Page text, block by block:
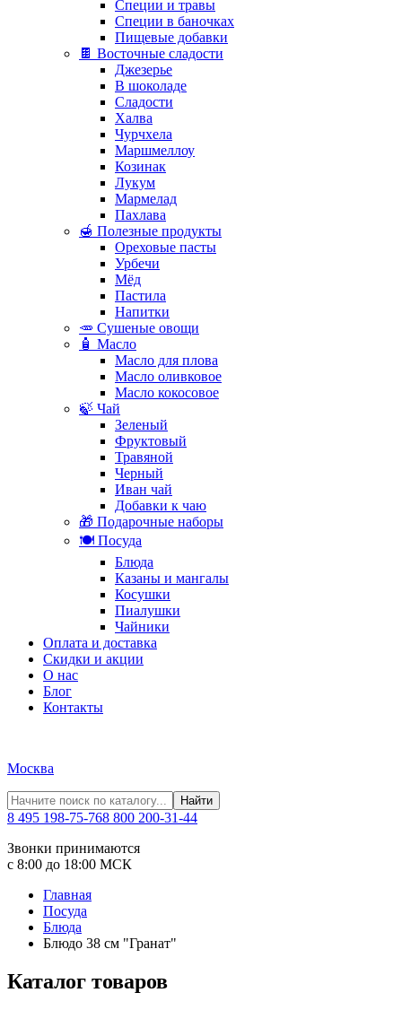
Специи и травы
Специи в баночках
Пищевые добавки
🍫 Восточные сладости
Джезерье
В шоколаде
Сладости
Халва
Чурчхела
Маршмеллоу
Козинак
Лукум
Мармелад
Пахлава
🍯 Полезные продукты
Ореховые пасты
Урбечи
Мёд
Пастила
Напитки
🥕 Сушеные овощи
🧴 Масло
Масло для плова
Масло оливковое
Масло кокосовое
🍃 Чай
Зеленый
Фруктовый
Травяной
Черный
Иван чай
Добавки к чаю
🎁 Подарочные наборы
🍽️ Посуда
Блюда
Казаны и мангалы
Косушки
Пиалушки
Чайники
Оплата и доставка
Скидки и акции
О нас
Блог
Контакты
Москва
Найти
8 495 198-75-768 800 200-31-44
Звонки принимаются
с 8:00 до 18:00 МСК
Главная
Посуда
Блюда
Блюдо 38 см "Гранат"
Каталог товаров